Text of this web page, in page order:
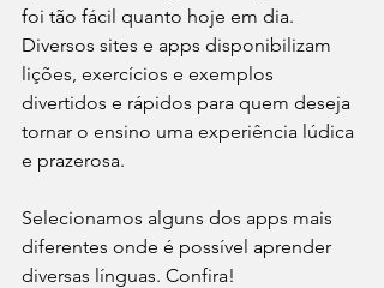
foi tão fácil quanto hoje em dia.
Diversos sites e apps disponibilizam
lições, exercícios e exemplos
divertidos e rápidos para quem deseja
tornar o ensino uma experiência lúdica
e prazerosa.
Selecionamos alguns dos apps mais
diferentes onde é possível aprender
diversas línguas. Confira!